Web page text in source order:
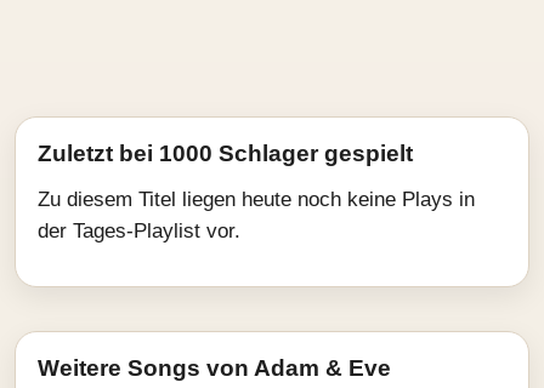
Zuletzt bei 1000 Schlager gespielt
Zu diesem Titel liegen heute noch keine Plays in
der Tages-Playlist vor.
Weitere Songs von Adam & Eve